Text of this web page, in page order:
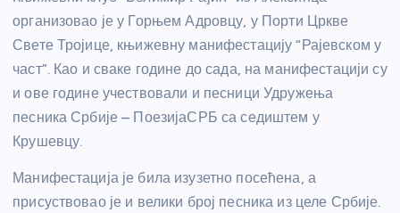
организовао је у Горњем Адровцу, у Порти Цркве
Свете Тројице, књижевну манифестацију “Рајевском у
част”. Као и сваке године до сада, на манифестацији су
и ове године учествовали и песници Удружења
песника Србије – ПоезијаСРБ са седиштем у
Крушевцу.
Манифестација је била изузетно посећена, а
присуствовао је и велики број песника из целе Србије.